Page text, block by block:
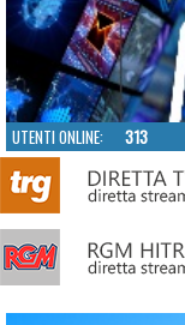
UTENTI ONLINE: 313